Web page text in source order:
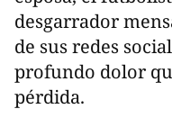
desgarrador
de sus redes
profundo dolor
pérdida.